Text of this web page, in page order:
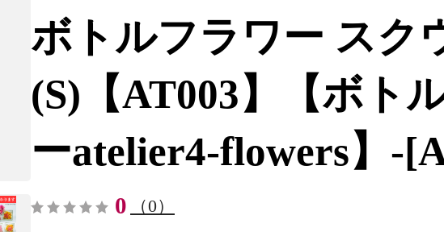
ボトルフラワー スク
(S)【AT003】【ボト
ーatelier4-flowers】-
0 （0）